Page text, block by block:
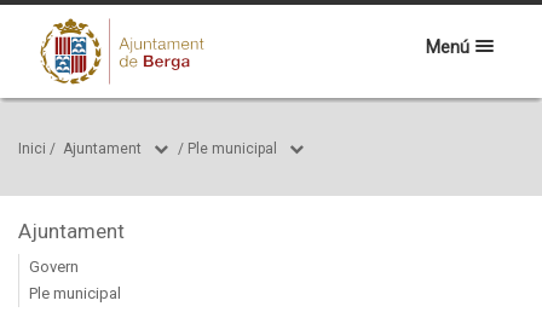
Menú
Inici / Ajuntament / Ple municipal
Ajuntament
Govern
Ple municipal